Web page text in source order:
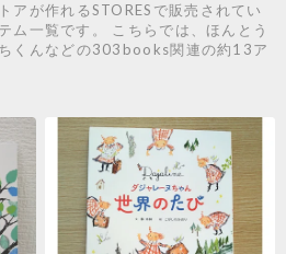
アが作れるSTORESで販売されてい
一覧です。 こちらでは、ほんとう
くんなどの303books関連の約13ア